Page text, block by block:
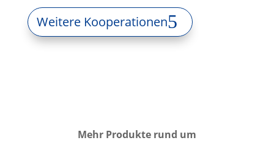
Weitere Kooperationen
Mehr Produkte rund um